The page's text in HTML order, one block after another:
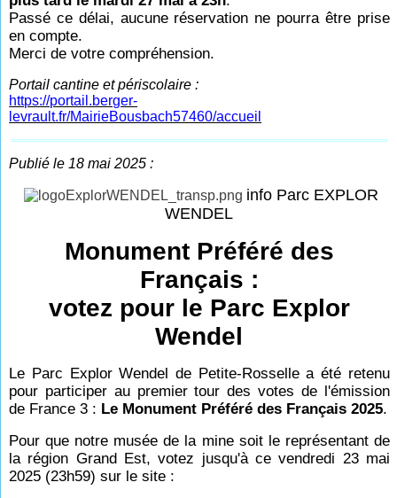
Passé ce délai, aucune réservation ne pourra être prise
en compte.
Merci de votre compréhension.
Portail cantine et périscolaire :
https://portail.berger-
levrault.fr/MairieBousbach57460/accueil
Publié le 18 mai 2025 :
info Parc EXPLOR
WENDEL
Monument Préféré des
Français :
votez pour le Parc Explor
Wendel
Le Parc Explor Wendel de Petite-Rosselle a été retenu
pour participer au premier tour des votes de l'émission
de France 3 : Le Monument Préféré des Français 2025.
Pour que notre musée de la mine soit le représentant de
la région Grand Est, votez jusqu'à ce vendredi 23 mai
2025 (23h59) sur le site :